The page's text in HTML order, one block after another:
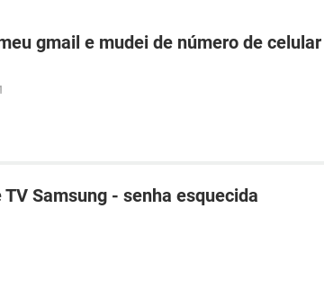
gmail e mudei de número de celular
Samsung - senha esquecida